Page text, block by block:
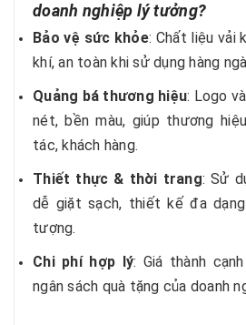
doanh nghiệp lý tưởng?
Bảo vệ sức khỏe: Chất liệu vải
khí, an toàn khi sử dụng hàng
Quảng bá thương hiệu: Logo
nét, bền màu, giúp thương
tác, khách hàng.
Thiết thực & thời trang: Sử
dễ giặt sạch, thiết kế đa
tượng.
Chi phí hợp lý: Giá thành
ngân sách quà tặng của doanh